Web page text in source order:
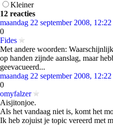
Kleiner
12 reacties
maandag 22 september 2008,
0
Fides
Met andere woorden:
op handen zijnde aanslag, maar
geevacueerd...
maandag 22 september 2008,
0
omyfalzer
Aisjitonjoe.
Als het vandaag niet is, komt het
Ik heb zojuist je topic vereerd met